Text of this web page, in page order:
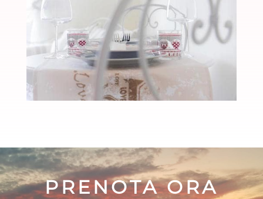
PRENOTA ORA